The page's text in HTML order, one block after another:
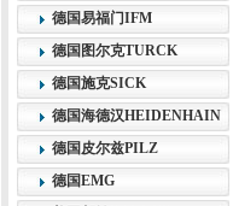
德国易福门IFM
德国图尔克TURCK
德国施克SICK
德国海德汉HEIDENHAIN
德国皮尔兹PILZ
德国EMG